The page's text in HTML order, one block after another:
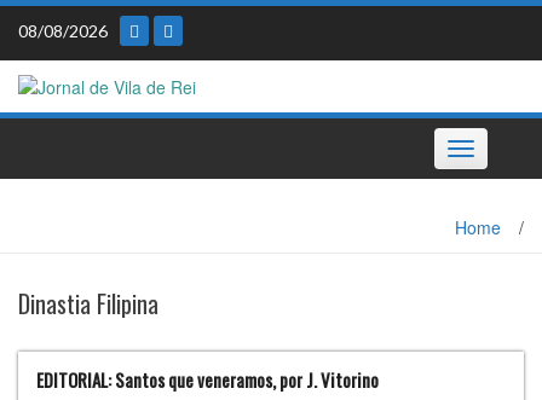
Skip
content
08/08/2026
Toggle
navigation
Home /
Dinastia Filipina
EDITORIAL: Santos que veneramos, por J. Vitorino